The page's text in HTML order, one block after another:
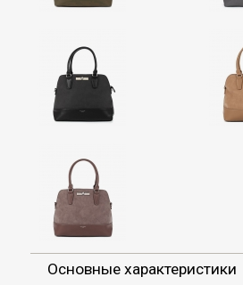
Основные характеристики